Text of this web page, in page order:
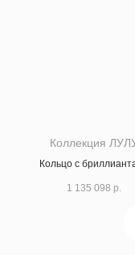
Коллекция
Кольцо с
1 135 098 р.